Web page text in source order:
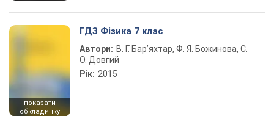
показати
обкладинку
ГДЗ Фізика 7 клас
Автори: В. Г. Бар’яхтар, Ф. Я. Божинова, С.
О. Довгий
Рік: 2015